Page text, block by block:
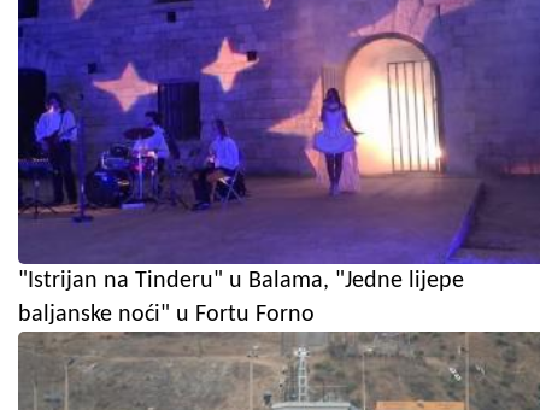
"Istrijan na Tinderu" u Balama, "Jedne lijepe
baljanske noći" u Fortu Forno